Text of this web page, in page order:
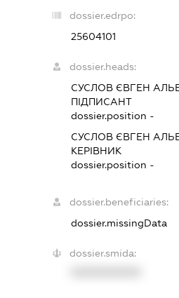
dossier.edrpo:
25604101
dossier.heads:
СУСЛОВ ЄВГЕН
ПІДПИСАНТ
dossier.position -
СУСЛОВ ЄВГЕН
КЕРІВНИК
dossier.position -
dossier.beneficiaries:
dossier.missingData
dossier.smida: